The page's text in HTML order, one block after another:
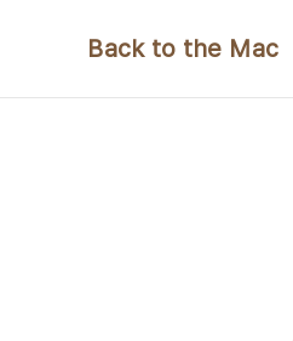
Back to the Mac